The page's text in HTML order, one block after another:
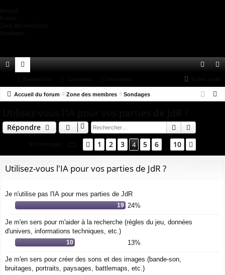
co
ci
u
s
ne cri
Accueil du forum Zone des membres Sondages
Répondre Rechercher
Page 4 sur 10
Précédent
1 2 3 4 5 6 10
Utilisez-vous l'IA pour vos parties de JdR ?
Je n'utilise pas l'IA pour mes parties de JdR
19 24%
Je m'en sers pour m'aider à la recherche (règles du jeu, données
d'univers, informations techniques, etc.)
10 13%
Je m'en sers pour créer des sons et des images (bande-son,
bruitages, portraits, paysages, battlemaps, etc.)